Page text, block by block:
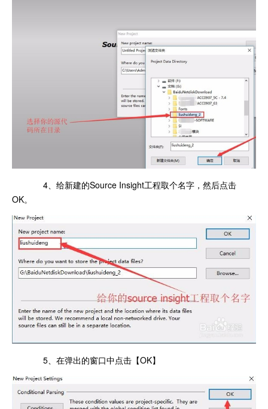
4、给新建的Source Insight工程取个名字，然后点击
OK。
5、在弹出的窗口中点击【OK】